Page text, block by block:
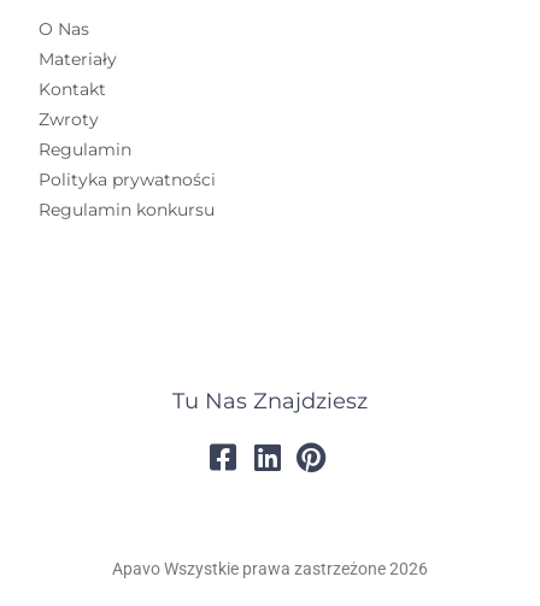
O Nas
Materiały
Kontakt
Zwroty
Regulamin
Polityka prywatności
Regulamin konkursu
Tu Nas Znajdziesz
Apavo Wszystkie prawa zastrzeżone 2026